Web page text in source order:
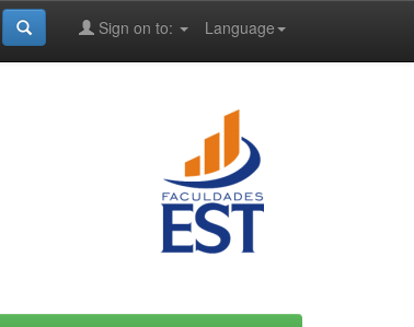
Language
Sign on to: